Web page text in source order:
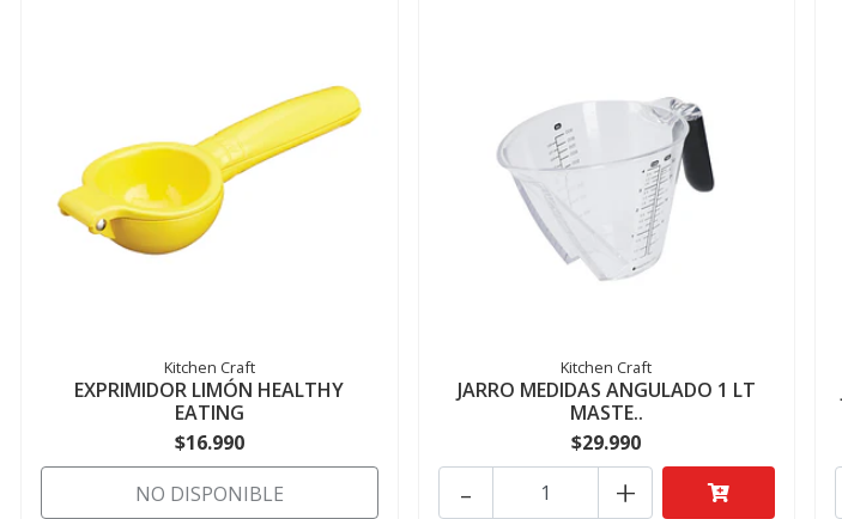
Kitchen Craft
EXPRIMIDOR LIMÓN HEALTHY
EATING
$16.990
NO DISPONIBLE
Kitchen Craft
JARRO MEDIDAS ANGULADO 1 LT
MASTE..
$29.990
+
-